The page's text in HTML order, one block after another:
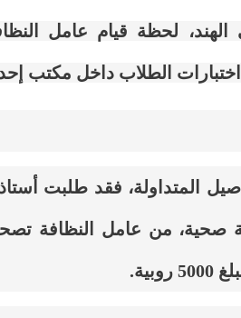
الهند، لحظة قيام عامل
الطلاب داخل مكتب
المتداولة، فقد طلبت
من عامل النظافة